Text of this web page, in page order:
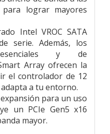
lograr mayores
Intel VROC SATA
serie. Además, los
esenciales y de
Array ofrecen la
el controlador de 12
a tu entorno.
para un uso
un PCIe Gen5 x16
mayor.